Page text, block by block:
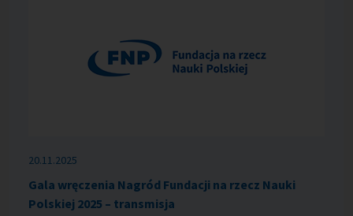
20.11.2025
Gala wręczenia Nagród Fundacji na rzecz Nauki
Polskiej 2025 – transmisja